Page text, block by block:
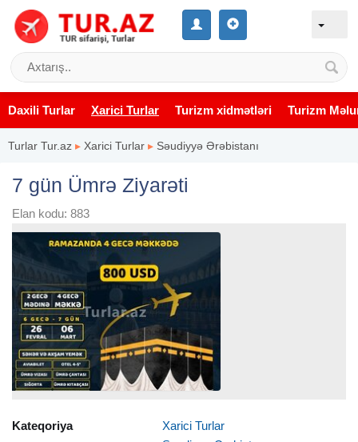
Daxili Turlar Xarici Turlar Turizm xidmətləri Turizm
Turlar Tur.az ▸ Xarici Turlar ▸ Səudiyyə Ərəbistanı
7 gün Ümrə Ziyarəti
Elan kodu: 883
Kateqoriya
Xarici Turlar